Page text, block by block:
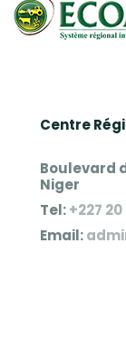
Centre
Boulevard
Niger
Tel:+227 20
Email: